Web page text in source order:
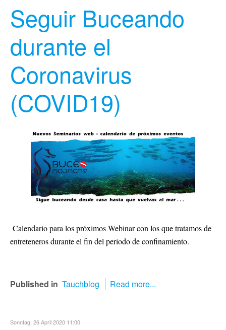
Seguir Buceando
durante el
Coronavirus
(COVID19)
Calendario para los próximos Webinar con los que tratamos de
entreteneros durante el fin del periodo de confinamiento.
Published in Tauchblog Read more...
Sonntag, 26 April 2020 11:00